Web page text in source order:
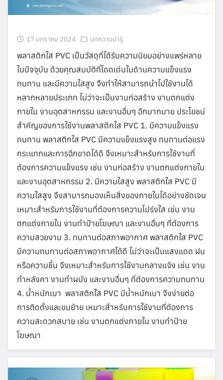
17 มกราคม 2024 บทความน่ารู้
พลาสติกใส PVC เป็นวัสดุที่ได้รับความนิยมอย่างแพร่หลาย
ในปัจจุบัน ด้วยคุณสมบัติที่โดดเด่นในด้านความแข็งแรง
ทนทาน และมีความใสสูง จึงทำให้สามารถนำไปใช้งานได้
หลากหลายประเภท ไม่ว่าจะเป็นงานก่อสร้าง งานตกแต่ง
ภายใน งานอุตสาหกรรม และงานอื่นๆ อีกมากมาย ประโยชน์
สำคัญของการใช้งานพลาสติกใส PVC 1. มีความแข็งแรง
ทนทาน พลาสติกใส PVC มีความแข็งแรงสูง ทนทานต่อแรง
กระแทกและการฉีกขาดได้ดี จึงเหมาะสำหรับการใช้งานที่
ต้องการความแข็งแรง เช่น งานก่อสร้าง งานตกแต่งภายใน
และงานอุตสาหกรรม 2. มีความใสสูง พลาสติกใส PVC มี
ความใสสูง จึงสามารถมองเห็นสิ่งของภายในได้อย่างชัดเจน
เหมาะสำหรับการใช้งานที่ต้องการความโปร่งใส เช่น งาน
ตกแต่งภายใน งานทำป้ายโฆษณา และงานอื่นๆ ที่ต้องการ
ความสวยงาม 3. ทนทานต่อสภาพอากาศ พลาสติกใส PVC
มีความทนทานต่อสภาพอากาศได้ดี ไม่ว่าจะเป็นแสงแดด ฝน
หรือความชื้น จึงเหมาะสำหรับการใช้งานกลางแจ้ง เช่น งาน
ทำหลังคา งานทำผนัง และงานอื่นๆ ที่ต้องการความทนทาน
4. น้ำหนักเบา พลาสติกใส PVC มีน้ำหนักเบา จึงง่ายต่อ
การติดตั้งและขนย้าย เหมาะสำหรับการใช้งานที่ต้องการ
ความสะดวกสบาย เช่น งานตกแต่งภายใน งานทำป้าย
โฆษณา